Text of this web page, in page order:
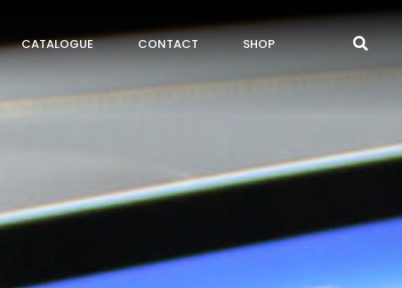
CATALOGUE CONTACT SHOP